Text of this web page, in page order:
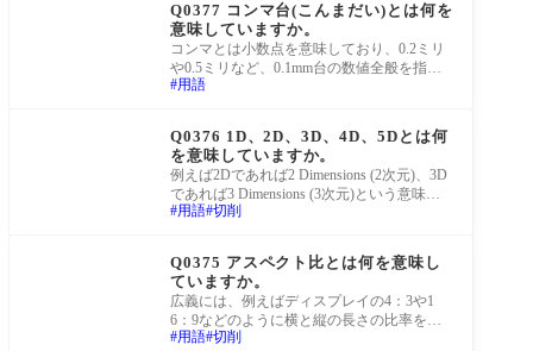
Q0377 コンマ台(こんまだい)とは何を
意味していますか。
コンマとは小数点を意味しており、0.2ミリ
や0.5ミリなど、0.1mm台の数値全般を指し
ます。特に、精度の仕様に対して使われる
用語
Q0376 1D、2D、3D、4D、5Dとは何
を意味していますか。
例えば2Dであれば2 Dimensions (2次元)、3D
であれば3 Dimensions (3次元)という意味も
ありますが、加工に関する場合は加工径(Dia
用語 切削
Q0375 アスペクト比とは何を意味し
ていますか。
広義には、例えばディスプレイの4：3や1
6：9などのように横と縦の長さの比率を指
しますが、製造業においては、特に加工径
用語 切削